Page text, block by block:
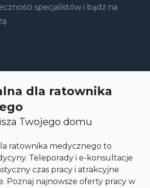
specjalistów i bądź na
dla ratownika
Twojego domu
ratownika medycznego to
Teleporady i e-konsultacje
czas pracy i atrakcyjne
Poznaj najnowsze oferty pracy w